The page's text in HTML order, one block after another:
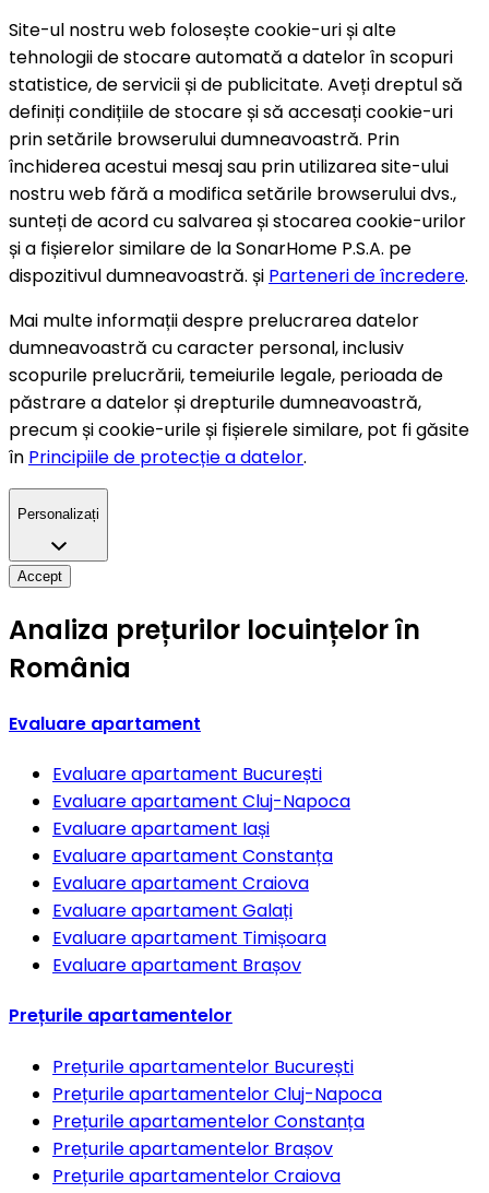
Site-ul nostru web folosește cookie-uri și alte
tehnologii de stocare automată a datelor în scopuri
statistice, de servicii și de publicitate. Aveți dreptul să
definiți condițiile de stocare și să accesați cookie-uri
prin setările browserului dumneavoastră. Prin
închiderea acestui mesaj sau prin utilizarea site-ului
nostru web fără a modifica setările browserului dvs.,
sunteți de acord cu salvarea și stocarea cookie-urilor
și a fișierelor similare de la SonarHome P.S.A. pe
dispozitivul dumneavoastră. și Parteneri de încredere.
Mai multe informații despre prelucrarea datelor
dumneavoastră cu caracter personal, inclusiv
scopurile prelucrării, temeiurile legale, perioada de
păstrare a datelor și drepturile dumneavoastră,
precum și cookie-urile și fișierele similare, pot fi găsite
în Principiile de protecție a datelor.
Personalizați
Accept
Analiza prețurilor locuințelor în
România
Evaluare apartament
Evaluare apartament București
Evaluare apartament Cluj-Napoca
Evaluare apartament Iași
Evaluare apartament Constanța
Evaluare apartament Craiova
Evaluare apartament Galați
Evaluare apartament Timișoara
Evaluare apartament Brașov
Prețurile apartamentelor
Prețurile apartamentelor București
Prețurile apartamentelorCluj-Napoca
Prețurile apartamentelorConstanța
Prețurile apartamentelor Brașov
Prețurile apartamentelorCraiova